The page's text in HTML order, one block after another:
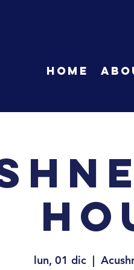
HOME
lun, 01 dic
  |